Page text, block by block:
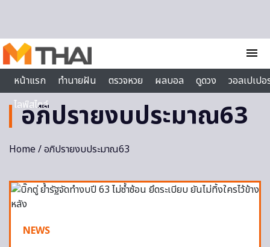
menu
หน้าแรก
ทำนายฝัน ตรวจหวย ผลบอล ดูดวง
วอลเปเป
ไลฟ์สไตล์
อภิปรายงบประมาณ63
Home/ อภิปรายงบประมาณ63
NEWS